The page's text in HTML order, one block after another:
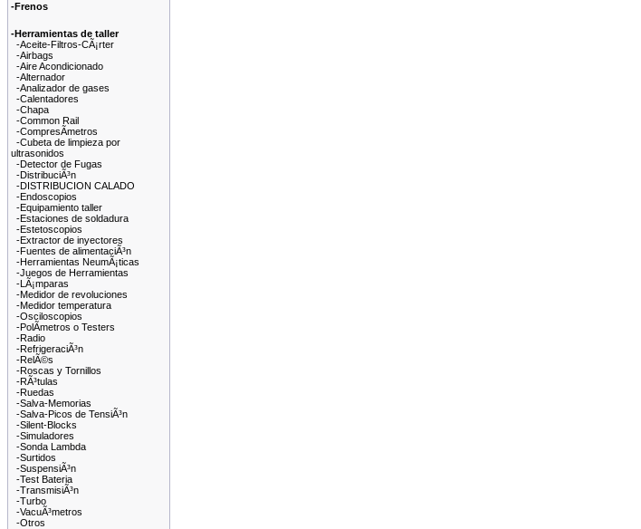
-Frenos
-Herramientas de taller
-Aceite-Filtros-CÃ¡rter
-Airbags
-Aire Acondicionado
-Alternador
-Analizador de gases
-Calentadores
-Chapa
-Common Rail
-CompresÃ­metros
-Cubeta de limpieza por
ultrasonidos
-Detector de Fugas
-DistribuciÃ³n
-DISTRIBUCION CALADO
-Endoscopios
-Equipamiento taller
-Estaciones de soldadura
-Estetoscopios
-Extractor de inyectores
-Fuentes de alimentaciÃ³n
-Herramientas NeumÃ¡ticas
-Juegos de Herramientas
-LÃ¡mparas
-Medidor de revoluciones
-Medidor temperatura
-Osciloscopios
-PolÃ­metros o Testers
-Radio
-RefrigeraciÃ³n
-RelÃ©s
-Roscas y Tornillos
-RÃ³tulas
-Ruedas
-Salva-Memorias
-Salva-Picos de TensiÃ³n
-Silent-Blocks
-Simuladores
-Sonda Lambda
-Surtidos
-SuspensiÃ³n
-Test Bateria
-TransmisiÃ³n
-Turbo
-VacuÃ³metros
-Otros